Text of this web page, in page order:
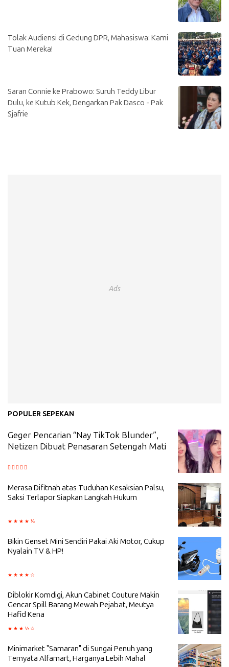
Tolak Audiensi di Gedung DPR, Mahasiswa: Kami
Tuan Mereka!
Saran Connie ke Prabowo: Suruh Teddy Libur
Dulu, ke Kutub Kek, Dengarkan Pak Dasco - Pak
Sjafrie
Ads
POPULER SEPEKAN
Geger Pencarian “Nay TikTok Blunder”,
Netizen Dibuat Penasaran Setengah Mati
Merasa Difitnah atas Tuduhan Kesaksian Palsu,
Saksi Terlapor Siapkan Langkah Hukum
Bikin Genset Mini Sendiri Pakai Aki Motor, Cukup
Nyalain TV & HP!
Diblokir Komdigi, Akun Cabinet Couture Makin
Gencar Spill Barang Mewah Pejabat, Meutya
Hafid Kena
Minimarket "Samaran" di Sungai Penuh yang
Ternyata Alfamart, Harganya Lebih Mahal